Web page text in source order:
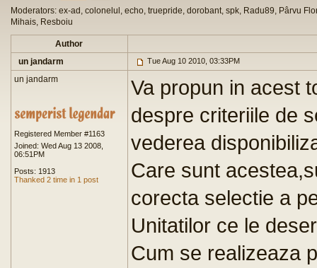
Moderators: ex-ad, colonelul, echo, truepride, dorobant, spk, Radu89, Pârvu
Mihais, Resboiu
Author
un jandarm
Tue Aug 10 2010, 03:33PM
un jandarm
Registered Member #1163
Joined: Wed Aug 13 2008,
06:51PM
Posts: 1913
Thanked 2 time in 1 post
Va propun in acest
despre criteriile de
vederea
Care sunt
corecta selectie a
Unitatilor ce le
Cum se realizeaza